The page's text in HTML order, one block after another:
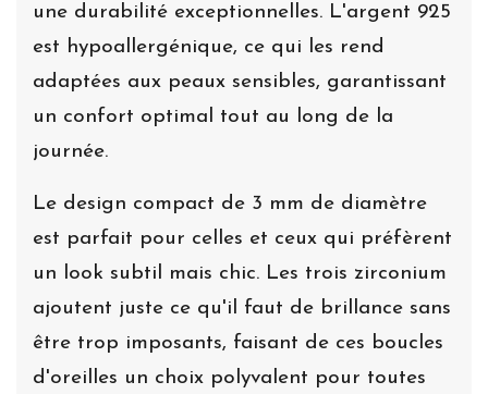
une durabilité exceptionnelles. L'argent 925
est hypoallergénique, ce qui les rend
adaptées aux peaux sensibles, garantissant
un confort optimal tout au long de la
journée.
Le design compact de 3 mm de diamètre
est parfait pour celles et ceux qui préfèrent
un look subtil mais chic. Les trois zirconium
ajoutent juste ce qu'il faut de brillance sans
être trop imposants, faisant de ces boucles
d'oreilles un choix polyvalent pour toutes